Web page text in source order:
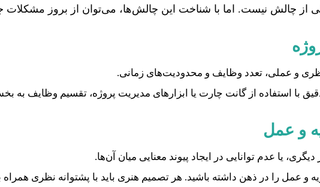
از چالش نیست. اما با شناخت این چالش‌ها، می‌توان از بروز
و عملی، تعدد وظایف و محدودیت‌های زمانی.
با استفاده از گانت چارت یا ابزارهای مدیریت پروژه، تقسیم وظایف
یا عدم توانایی در ایجاد پیوند معنایی میان آن‌ها.
و عمل را در ذهن داشته باشید. هر تصمیم هنری باید با پشتوانه نظری